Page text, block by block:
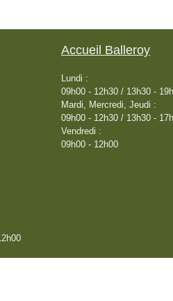
Accueil Balleroy
Lundi :
09h00 - 12h30 / 13h30 -
Mardi, Mercredi, Jeudi :
09h00 - 12h30 / 13h30 -
Vendredi :
09h00 - 12h00